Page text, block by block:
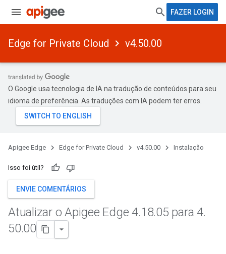
FAZER LOGIN
Edge for Private Cloud v4.50.00
O Google usa tecnologia de IA na tradução de conteúdos para seu
idioma de preferência. As traduções com IA podem ter erros.
Apigee Edge Edge for Private Cloud v4.50.00 Instalação
Isso foi útil?
ENVIE COMENTÁRIOS
Atualizar o Apigee Edge 4.18.05 para 4.
50.00